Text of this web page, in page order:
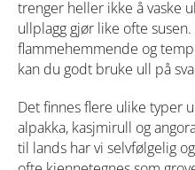
trenger heller ikke å vaske
ullplagg gjør like ofte
flammehemmende og
kan du godt bruke ull på
Det finnes flere ulike typer
alpakka, kasjmirull og
til lands har vi selvfølgelig